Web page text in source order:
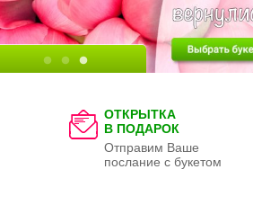
ОТКРЫТКА
В ПОДАРОК
Отправим Ваше
послание с букетом